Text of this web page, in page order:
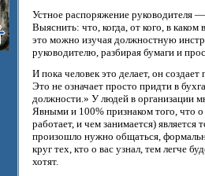
Устное распоряжение руководителя
Выяснить: что, когда, от кого, в
это можно изучая должностную
руководителю, разбирая бумаги и
И пока человек это делает, он
Это не означает просто придти в
должности.» У людей в организации
Явными и 100% признаком того, что о
работает, и чем занимается)
произошло нужно общаться,
круг тех, кто о вас узнал, тем легче
хотят.